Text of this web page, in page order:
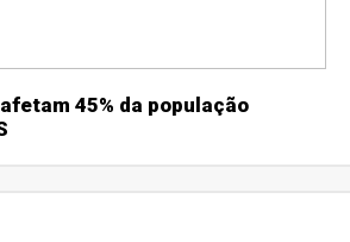
45% da população